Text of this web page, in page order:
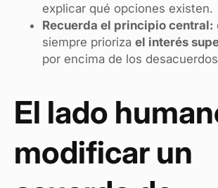
explicar qué opciones existen.
Recuerda el principio central:
siempre prioriza el interés
por encima de los
El lado
modificar un